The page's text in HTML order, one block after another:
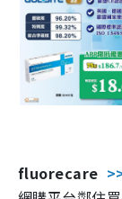
fluorecare